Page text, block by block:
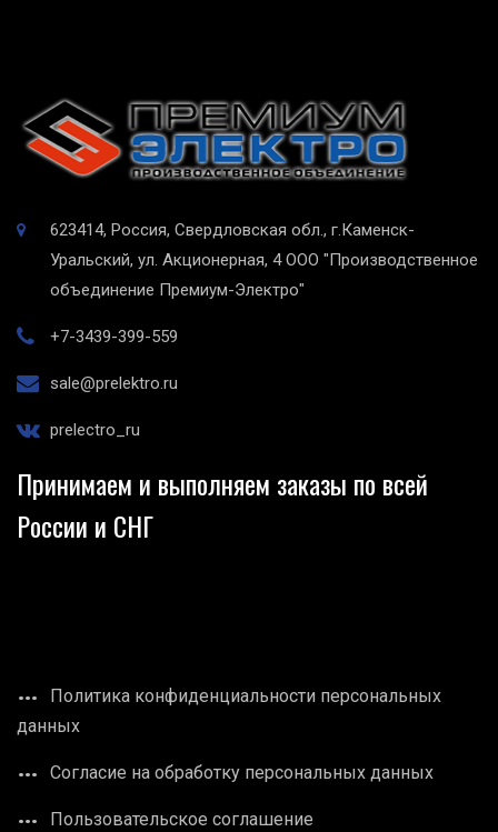
623414, Россия, Свердловская обл., г.Каменск-
Уральский, ул. Акционерная, 4 ООО "Производственное
объединение Премиум-Электро"
+7-3439-399-559
sale@prelektro.ru
prelectro_ru
Принимаем и выполняем заказы по всей
России и СНГ
Политика конфиденциальности персональных
данных
Согласие на обработку персональных данных
Пользовательское соглашение